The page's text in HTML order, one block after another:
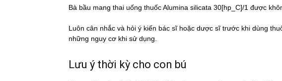
Bà bầu mang thai uống thuốc Alumina silicata 30[hp_C]/1 được
Luôn cân nhắc và hỏi ý kiến bác sĩ hoặc dược sĩ trước khi dùng
những nguy cơ khi sử dụng.
Lưu ý thời kỳ cho con bú